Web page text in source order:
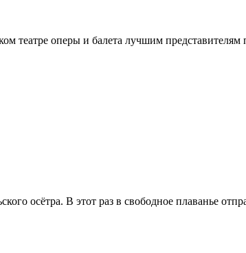
театре оперы и балета лучшим представителям
осётра. В этот раз в свободное плаванье